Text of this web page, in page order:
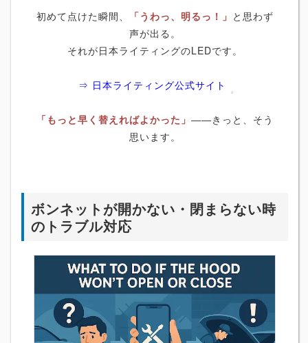
初めて点けた瞬間、 「うわっ、明るっ！」 と思わず
声が出る。
それが日本ライティングのLEDです。
⇒ 日本ライティング公式サイト
「もっと早く替えればよかった」 ――きっと、そう
思います。
ボンネットが開かない・閉まらない時
のトラブル対応